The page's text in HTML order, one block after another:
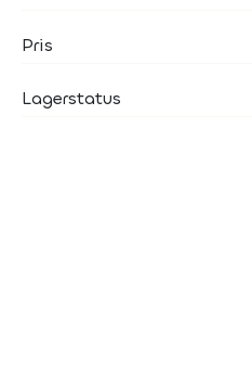
Pris
Lagerstatus